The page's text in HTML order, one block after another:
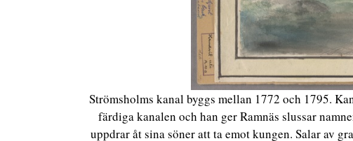
Strömsholms kanal byggs mellan 1772 och 1795.
färdiga kanalen och han ger Ramnäs slussar
uppdrar åt sina söner att ta emot kungen. Salar av